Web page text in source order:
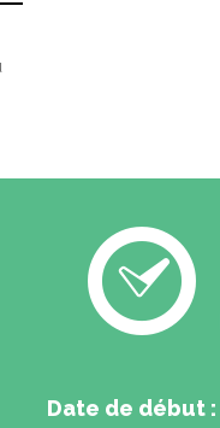
Date de début :